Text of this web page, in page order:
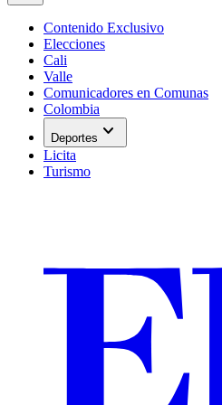
Contenido Exclusivo
Elecciones
Cali
Valle
Comunicadores en Comunas
Colombia
Deportes expand_more
Licita
Turismo